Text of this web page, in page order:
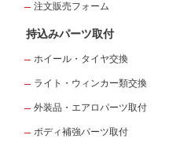
注文販売フォーム
持込みパーツ取付
ホイール・タイヤ交換
ライト・ウィンカー類交換
外装品・エアロパーツ取付
ボディ補強パーツ取付